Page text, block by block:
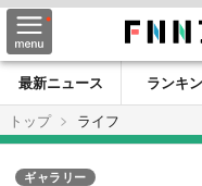
最新ニュース ランキ
トップ
ライフ
ギャラリー